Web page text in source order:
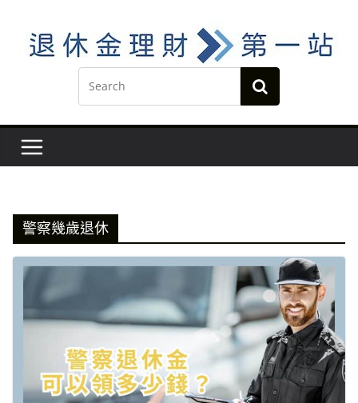
content
警察幾歲退休